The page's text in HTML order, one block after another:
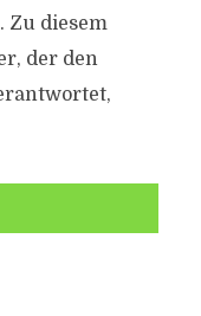
Zu diesem
der den